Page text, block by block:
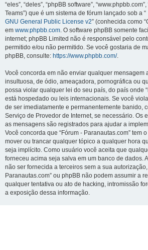
“eles”, “deles”, “phpBB software”,
Teams”) que é um sistema de fórum lançado sob a “
GNU General Public License v2” (conhecida como
em www.phpbb.com. O software phpBB somente
internet; phpBB Limited não é responsável pelo
permitido e/ou não permitido. Se você gostaria de
phpBB, consulte: https://www.phpbb.com/.
Você concorda em não enviar qualquer mensagem
insultuosa, de ódio, ameaçadora, pornográfica ou
possa violar qualquer lei do seu país, do país onde
está hospedado ou leis internacionais. Se você
de ser imediatamente e permanentemente banido,
Serviço de Provedor de Internet, se necessário. Os
as mensagens são registrados para ajudar a
Você concorda que “Fórum - Paranautas.com” tem
mover ou trancar qualquer tópico a qualquer hora
seja implícito. Como usuário você aceita que
forneceu acima seja salva em um banco de dados.
não ser fornecida a terceiros sem a sua autorização,
Paranautas.com” ou phpBB não podem assumir a
qualquer tentativa ou ato de hacking, intromissão
a exposição dessa informação.